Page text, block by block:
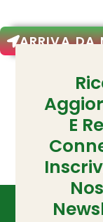
ARRIVA DA
E